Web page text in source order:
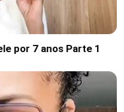
por 7 anos Parte 1